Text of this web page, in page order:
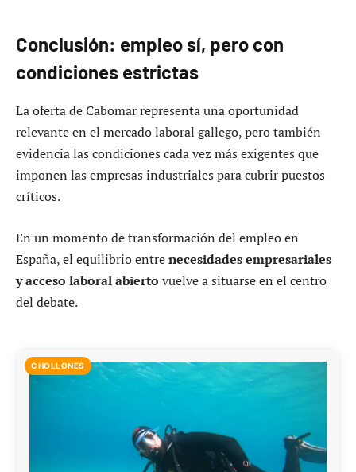
Conclusión: empleo sí, pero con
condiciones estrictas
La oferta de Cabomar representa una oportunidad
relevante en el mercado laboral gallego, pero también
evidencia las condiciones cada vez más exigentes que
imponen las empresas industriales para cubrir puestos
críticos.
En un momento de transformación del empleo en
España, el equilibrio entrenecesidades empresariales
y acceso laboral abierto vuelve a situarse en el centro
del debate.
CHOLLONES